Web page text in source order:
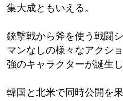
集大成ともいえる。
銃撃戦から斧を使う戦闘
マンなしの様々なアクシ
強のキャラクターが誕生し
韓国と北米で同時公開を